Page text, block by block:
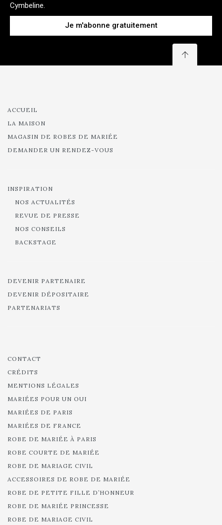
Cymbeline.
Je m'abonne gratuitement
ACCUEIL
LA MAISON
MAGASIN DE ROBES DE MARIÉE
DEMANDER UN RENDEZ-VOUS
INSPIRATION
NOS ACTUALITÉS
REVUE DE PRESSE
NOS CONSEILS
BACKSTAGE
DEVENIR PARTENAIRE
DEVENIR DÉPOSITAIRE
PARTENARIATS
CONTACT
CRÉDITS
MENTIONS LÉGALES
MARIÉES POUR UN OUI
MARIÉES DE PARIS
MARIÉES DE FRANCE
ROBE DE MARIÉE À PARIS
ROBE COURTE DE MARIÉE
ROBE DE MARIAGE CIVIL
ACCESSOIRES DE ROBE DE MARIÉE
ROBE DE PETITE FILLE D’HONNEUR
ROBE DE MARIÉE PRINCESSE
ROBE DE MARIAGE CIVIL